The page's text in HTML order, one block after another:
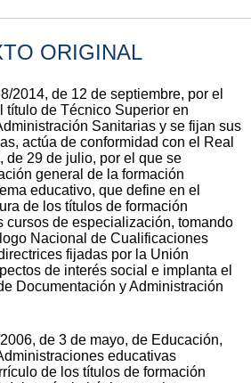
ORIGINAL
2014, de 12 de septiembre, por el
título de Técnico Superior en
Sanitarias y se fijan sus
actúa de conformidad con el Real
de 29 de julio, por el que se
general de la formación
educativo, que define en el
de los títulos de formación
cursos de especialización, tomando
Nacional de Cualificaciones
fijadas por la Unión
de interés social e implanta el
Documentación y Administración
de 3 de mayo, de Educación,
educativas
de los títulos de formación